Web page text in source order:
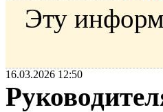
Эту
16.03.2026 12:50